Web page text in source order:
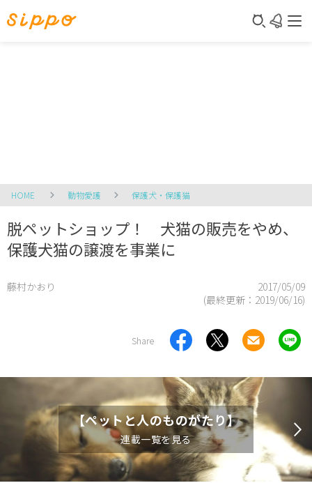
HOME 動物愛護 保護犬・保護猫
脱ペットショップ！ 犬猫の販売をやめ、
保護犬猫の譲渡を事業に
藤村かおり
2017/05/09
(最終更新： 2019/06/16)
Share
【ペットと人のものがたり】
連載一覧を見る